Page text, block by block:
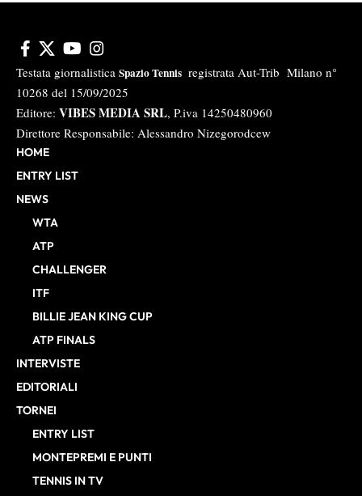
Testata giornalistica Spazio Tennis registrata Aut-Trib Milano n°
10268 del 15/09/2025
Editore: VIBES MEDIA SRL, P.iva 14250480960
Direttore Responsabile: Alessandro Nizegorodcew
HOME
ENTRY LIST
NEWS
WTA
ATP
CHALLENGER
ITF
BILLIE JEAN KING CUP
ATP FINALS
INTERVISTE
EDITORIALI
TORNEI
ENTRY LIST
MONTEPREMI E PUNTI
TENNIS IN TV